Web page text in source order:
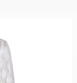
DE INICIO
como APLICACIÓN